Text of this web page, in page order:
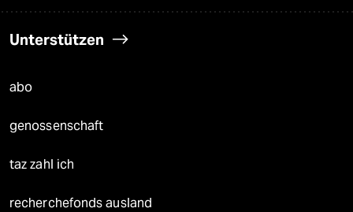
Unterstützen
abo
genossenschaft
taz zahl ich
recherchefonds ausland